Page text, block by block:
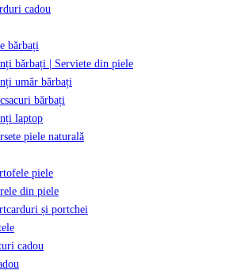
cadou
bărbați
bărbați | Serviete din piele
umăr bărbați
bărbați
laptop
piele naturală
piele
din piele
și portchei
cadou